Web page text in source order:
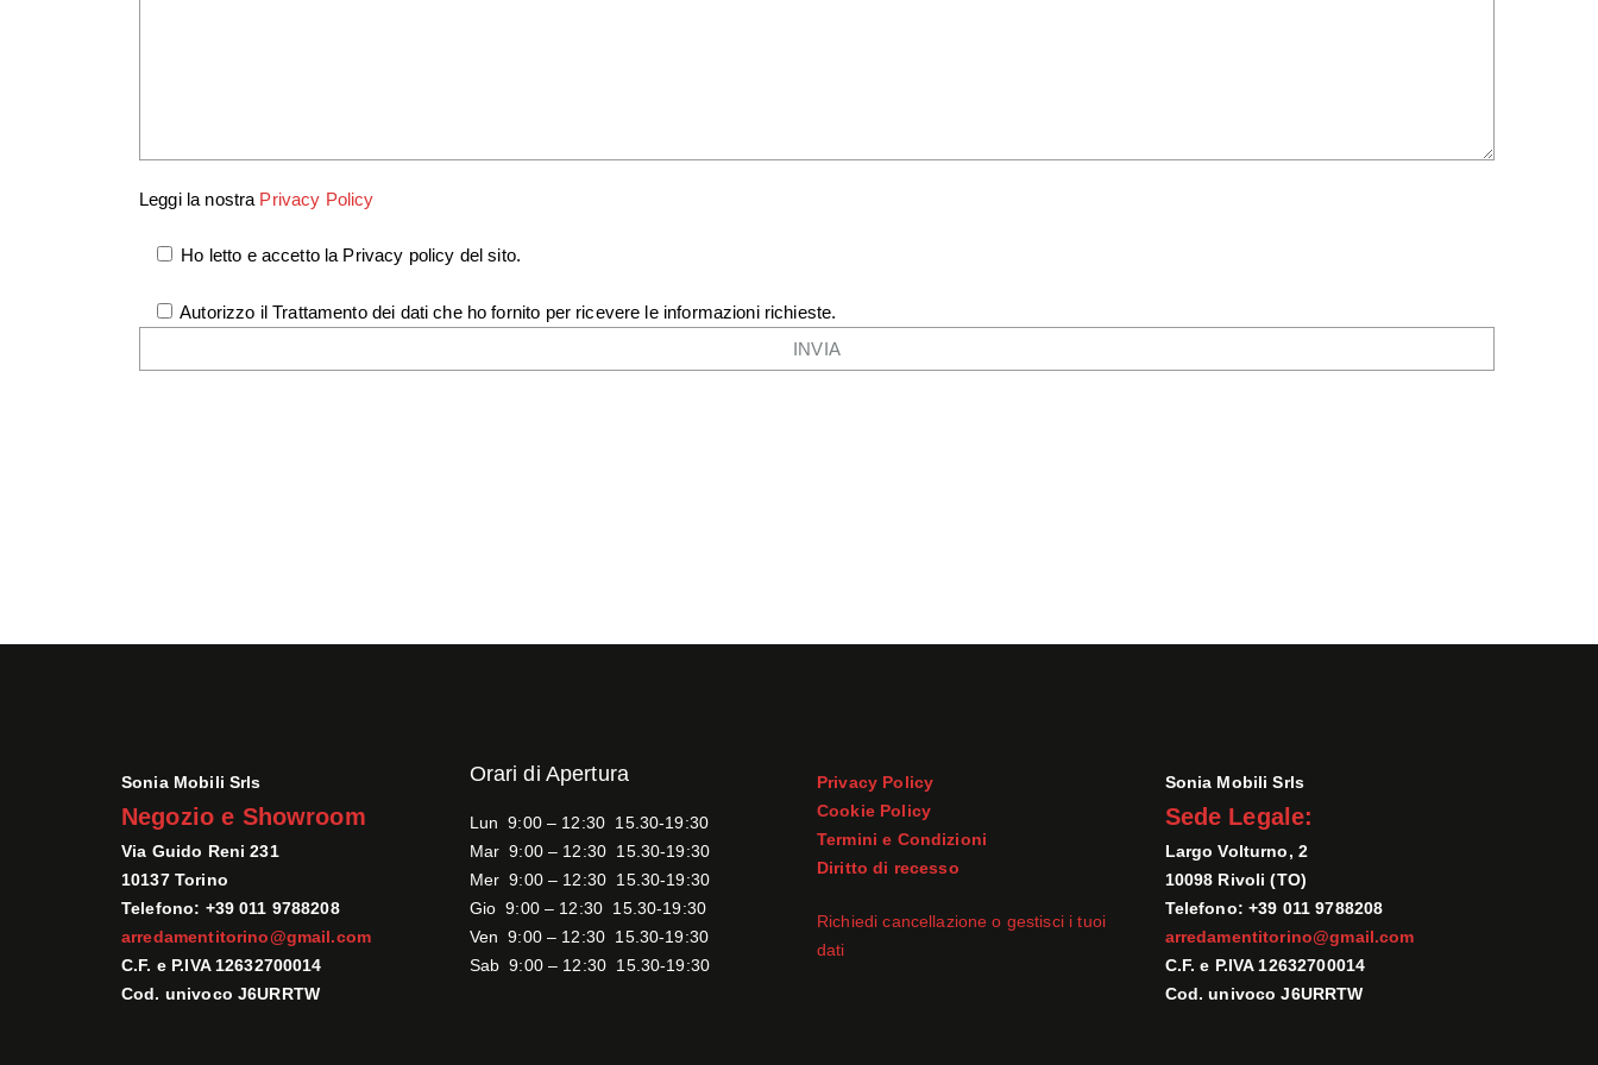
Leggi la nostra Privacy Policy
Ho letto e accetto la Privacy policy del sito.
Autorizzo il Trattamento dei dati che ho fornito per ricevere le informazioni richieste.
Sonia Mobili Srls
Negozio e Showroom
Via Guido Reni 231
10137 Torino
Telefono: +39 011 9788208
arredamentitorino@gmail.com
C.F. e P.IVA 12632700014
Cod. univoco J6URRTW
Orari di Apertura
Lun 9:00 – 12:30 15.30-19:30
Mar 9:00 – 12:30 15.30-19:30
Mer 9:00 – 12:30 15.30-19:30
Gio 9:00 – 12:30 15.30-19:30
Ven 9:00 – 12:30 15.30-19:30
Sab 9:00 – 12:30 15.30-19:30
Privacy Policy
Cookie Policy
Termini e Condizioni
Diritto di recesso
Richiedi cancellazione o gestisci i tuoi
dati
Sonia Mobili Srls
Sede Legale:
Largo Volturno, 2
10098 Rivoli (TO)
Telefono: +39 011 9788208
arredamentitorino@gmail.com
C.F. e P.IVA 12632700014
Cod. univoco J6URRTW